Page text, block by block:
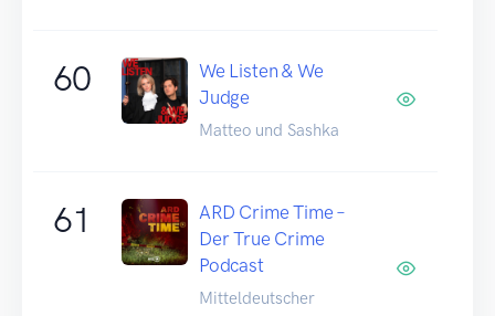
60
We Listen & We
Judge
Matteo und Sashka
61
ARD Crime Time –
Der True Crime
Podcast
Mitteldeutscher